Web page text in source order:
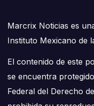
Marcrix Noticias es
Instituto Mexicano de
El contenido de este
se encuentra
Federal del Derecho